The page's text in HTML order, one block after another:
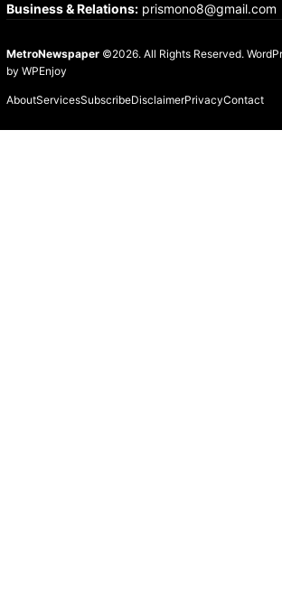
Business & Relations:prismono8@gmail.com
MetroNewspaper©2026. All Rights Reserved.
by WPEnjoy
AboutServicesSubscribeDisclaimerPrivacyContact